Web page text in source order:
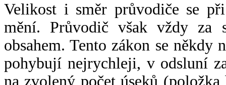
Velikost i směr průvodiče se
mění. Průvodič však vždy za
obsahem. Tento zákon se někdy
pohybují nejrychleji, v odsluní
na zvolený počet úseků